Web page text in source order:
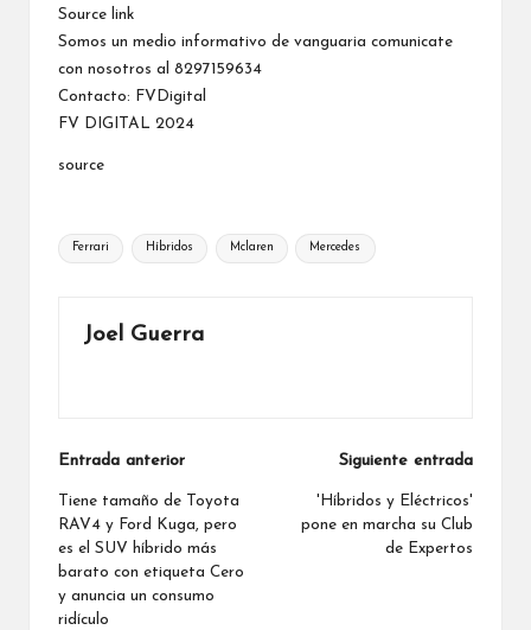
Source link
Somos un medio informativo de vanguaria comunicate
con nosotros al 8297159634
Contacto:
FVDigital
FV DIGITAL 2024
source
Etiquetas:
Ferrari Híbridos Mclaren Mercedes
Joel Guerra
Navegación
de
entradas
Entrada anterior
Tiene tamaño de Toyota
RAV4 y Ford Kuga, pero
es el SUV híbrido más
barato con etiqueta Cero
y anuncia un consumo
ridículo
Siguiente entrada
'Híbridos y Eléctricos'
pone en marcha su Club
de Expertos